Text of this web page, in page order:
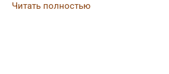
Читать полностью